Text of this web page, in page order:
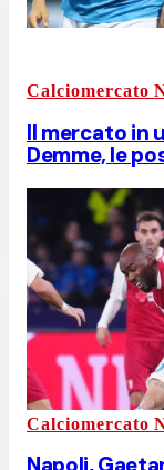
Calciomercato
Il mercato in
Demme, le
Calciomercato